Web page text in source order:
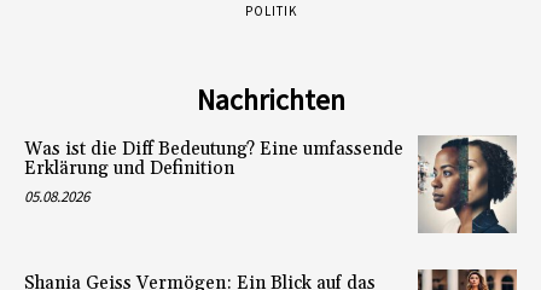
POLITIK
Nachrichten
Was ist die Diff Bedeutung? Eine umfassende
Erklärung und Definition
05.08.2026
Shania Geiss Vermögen: Ein Blick auf das